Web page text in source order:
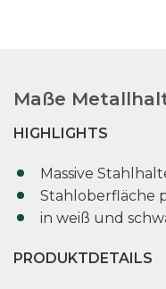
Maße
HIGHLIGHTS
Massive
Stahloberfläche
in weiß und
PRODUKTDETAILS